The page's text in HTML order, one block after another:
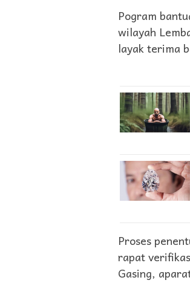
Pogram
wilayah
layak terima
Proses
rapat
Gasing,